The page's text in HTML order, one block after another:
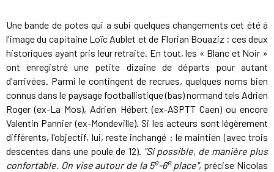
Une bande de potes qui a subi quelques changements cet été à
l'image du capitaine Loïc Aublet et de Florian Bouaziz ; ces deux
historiques ayant pris leur retraite. En tout, les « Blanc et Noir »
ont enregistré une petite dizaine de départs pour autant
d'arrivées. Parmi le contingent de recrues, quelques noms bien
connus dans le paysage footballistique (bas) normand tels Adrien
Roger (ex-La Mos), Adrien Hébert (ex-ASPTT Caen) ou encore
Valentin Pannier (ex-Mondeville). Si les acteurs sont légèrement
différents, l'objectif, lui, reste inchangé : le maintien (avec trois
descentes dans une poule de 12). "Si possible, de manière plus
confortable. On vise autour de la 5e-6eplace", précise Nicolas